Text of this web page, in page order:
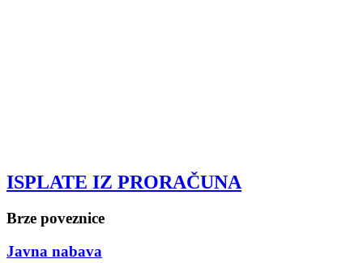
ISPLATE IZ PRORAČUNA
Brze poveznice
Javna nabava